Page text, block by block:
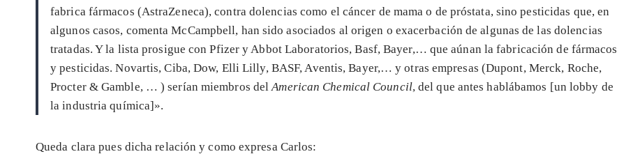
fabrica fármacos (AstraZeneca), contra dolencias como el cáncer de mama o de próstata, sino pesticidas que, en
algunos casos, comenta McCampbell, han sido asociados al origen o exacerbación de algunas de las dolencias
tratadas. Y la lista prosigue con Pfizer y Abbot Laboratorios, Basf, Bayer,… que aúnan la fabricación de fármacos
y pesticidas. Novartis, Ciba, Dow, Elli Lilly, BASF, Aventis, Bayer,… y otras empresas (Dupont, Merck, Roche,
Procter & Gamble, … ) serían miembros delAmerican Chemical Council, del que antes hablábamos [un lobby de
la industria química]».
Queda clara pues dicha relación y como expresa Carlos: